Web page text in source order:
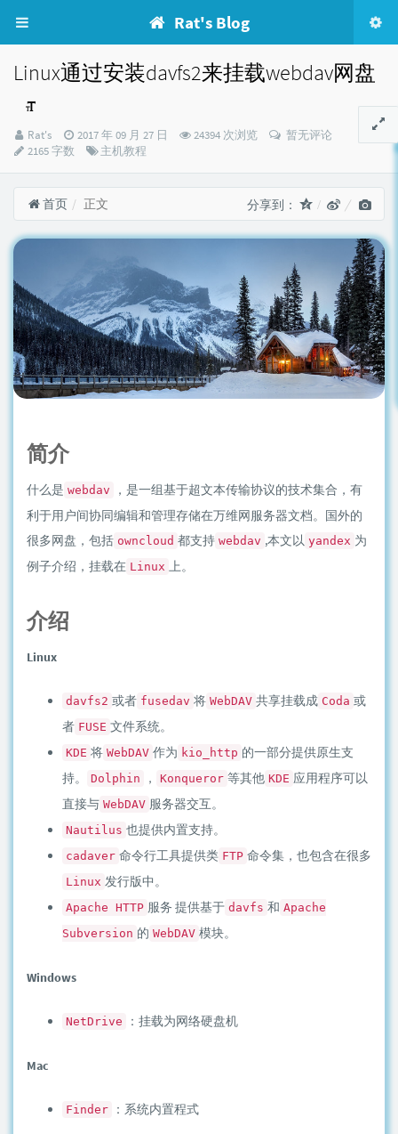
Rat's Blog
Linux通过安装davfs2来挂载webdav网盘
博
主：
Rat's
发
布
2017 年 09 月 27 日 24394 次浏览
暂无评论
2165 字数
分
主机教程
首页 正文 分享到：
简介
什么是 webdav
，是一组基于超文本传输协议的技术集合，有
利于用户间协同编辑和管理存储在万维网服务器文档。国外的
很多网盘，包括 owncloud 都支持 webdav ,本文以 yandex 为
例子介绍，挂载在 Linux 上。
介绍
Linux
davfs2 或者 fusedav 将 WebDAV 共享挂载成 Coda 或
者 FUSE 文件系统。
KDE 将 WebDAV 作为 kio_http 的一部分提供原生支
持。
Dolphin ， Konqueror 等其他 KDE 应用程序可以
直接与 WebDAV 服务器交互。
Nautilus 也提供内置支持。
cadaver 命令行工具提供类 FTP 命令集，也包含在很多
Linux 发行版中。
Apache HTTP 服务 提供基于 davfs 和 Apache
Subversion 的 WebDAV 模块。
Windows
NetDrive ：挂载为网络硬盘机
Mac
Finder ：系统内置程式